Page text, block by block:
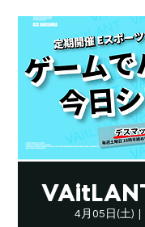
4月05日(土)